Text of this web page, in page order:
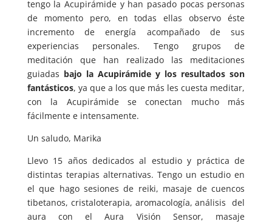
tengo la Acupirámide y han pasado pocas personas
de momento pero, en todas ellas observo éste
incremento de energía acompañado de sus
experiencias personales. Tengo grupos de
meditación que han realizado las meditaciones
guiadas bajo la Acupirámide y los resultados son
fantásticos, ya que a los que más les cuesta meditar,
con la Acupirámide se conectan mucho más
fácilmente e intensamente.
Un saludo, Marika
Llevo 15 años dedicados al estudio y práctica de
distintas terapias alternativas. Tengo un estudio en
el que hago sesiones de reiki, masaje de cuencos
tibetanos, cristaloterapia, aromacología, análisis del
aura con el Aura Visión Sensor, masaje